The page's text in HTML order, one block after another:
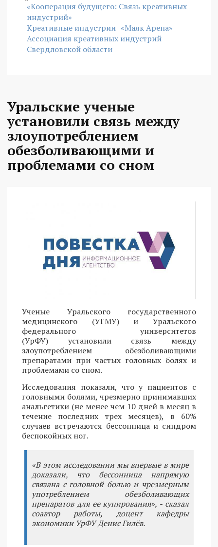
«Кооперация будущего: Связь креативных
индустрий»
Креативные индустрии «Маяк Арена»
Ассоциация креативных индустрий
Свердловской области
Уральские ученые
установили связь между
злоупотреблением
обезболивающими и
проблемами со сном
Ученые Уральского государственного
медицинского (УГМУ) и Уральского
федерального университетов
(УрФУ) установили связь между
злоупотреблением обезболивающими
препаратами при частых головных болях и
проблемами со сном.
Исследования показали, что у пациентов с
головными болями, чрезмерно принимавших
анальгетики (не менее чем 10 дней в месяц в
течение последних трех месяцев), в 60%
случаев встречаются бессонница и синдром
беспокойных ног.
«В этом исследовании мы впервые в мире
доказали, что бессонница напрямую
связана с головной болью и чрезмерным
употреблением обезболивающих
препаратов для ее купирования», - сказал
соавтор работы, доцент кафедры
экономики УрФУ Денис Гилёв.